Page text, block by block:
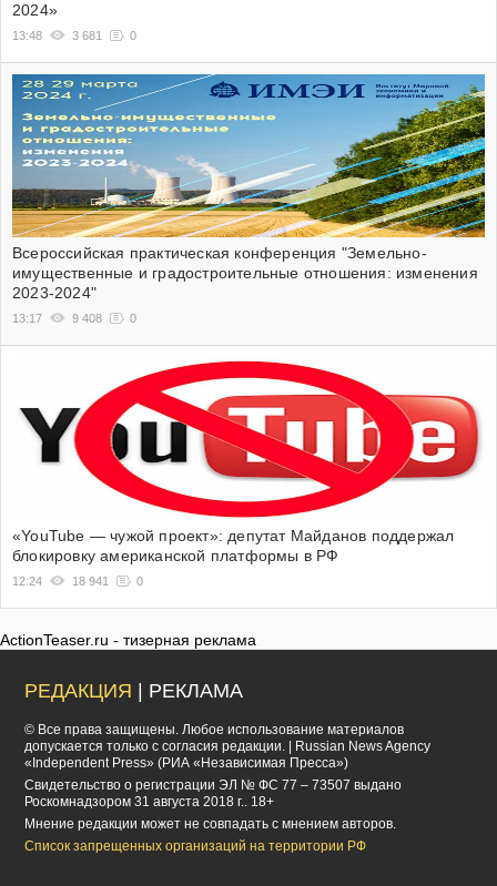
2024»
13:48 3 681 0
Всероссийская практическая конференция "Земельно-
имущественные и градостроительные отношения: изменения
2023-2024"
13:17 9 408 0
«YouTube — чужой проект»: депутат Майданов поддержал
блокировку американской платформы в РФ
12:24 18 941 0
ActionTeaser.ru - тизерная реклама
РЕДАКЦИЯ | РЕКЛАМА
© Все права защищены. Любое использование материалов
допускается только с согласия редакции. | Russian News Agency
«Independent Press» (РИА «Независимая Пресса»)
Cвидетельство о регистрации ЭЛ № ФС 77 – 73507 выдано
Роскомнадзором 31 августа 2018 г.. 18+
Мнение редакции может не совпадать с мнением авторов.
Список запрещенных организаций на территории РФ